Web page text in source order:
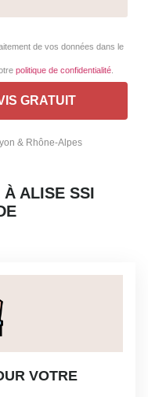
de vos données dans le
politique de confidentialité
& Rhône-Alpes
À ALISE SSI
VOTRE